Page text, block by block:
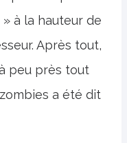
à la hauteur de
Après tout,
peu près tout
a été dit